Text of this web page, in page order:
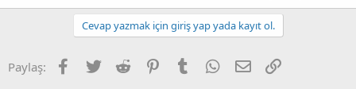
Cevap yazmak için giriş yap yada kayıt ol.
Paylaş: Facebook
Twitter Reddit PinterestTumblr WhatsApp
E-posta